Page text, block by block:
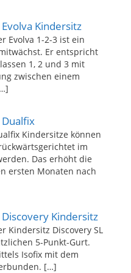
Kindersitz
Evolva 1-2-3 ist ein
Er entspricht
1, 2 und 3 mit
zwischen einem
Kindersitze können
im
Das erhöht die
ersten Monaten nach
Kindersitz
Kindersitz Discovery SL
5-Punkt-Gurt.
Isofix mit dem
[…]